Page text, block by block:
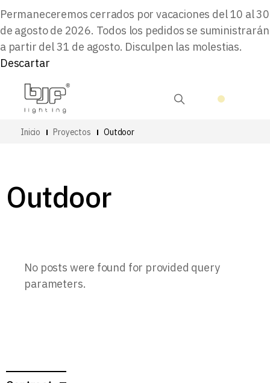
Permaneceremos cerrados por vacaciones del 10 al 30
de agosto de 2026. Todos los pedidos se suministrarán
a partir del 31 de agosto. Disculpen las molestias.
Descartar
Inicio Proyectos Outdoor
Outdoor
No posts were found for provided query
parameters.